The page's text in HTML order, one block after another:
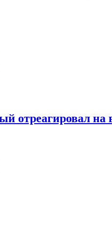
отреагировал на